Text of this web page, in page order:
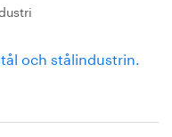
och stålindustrin.